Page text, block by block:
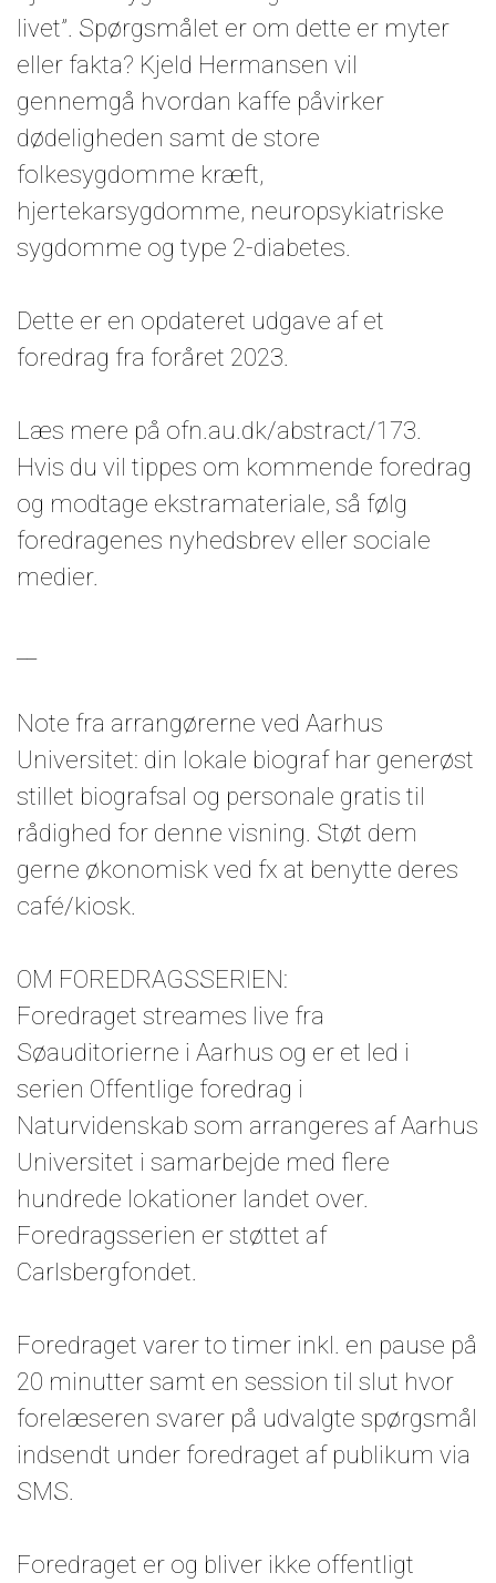
livet”. Spørgsmålet er om dette er myter
eller fakta? Kjeld Hermansen vil
gennemgå hvordan kaffe påvirker
dødeligheden samt de store
folkesygdomme kræft,
hjertekarsygdomme, neuropsykiatriske
sygdomme og type 2-diabetes.
Dette er en opdateret udgave af et
foredrag fra foråret 2023.
Læs mere på ofn.au.dk/abstract/173.
Hvis du vil tippes om kommende foredrag
og modtage ekstramateriale, så følg
foredragenes nyhedsbrev eller sociale
medier.
Note fra arrangørerne ved Aarhus
Universitet: din lokale biograf har generøst
stillet biografsal og personale gratis til
rådighed for denne visning. Støt dem
gerne økonomisk ved fx at benytte deres
café/kiosk.
OM FOREDRAGSSERIEN:
Foredraget streames live fra
Søauditorierne i Aarhus og er et led i
serien Offentlige foredrag i
Naturvidenskab som arrangeres af Aarhus
Universitet i samarbejde med flere
hundrede lokationer landet over.
Foredragsserien er støttet af
Carlsbergfondet.
Foredraget varer to timer inkl. en pause på
20 minutter samt en session til slut hvor
forelæseren svarer på udvalgte spørgsmål
indsendt under foredraget af publikum via
SMS.
Foredraget er og bliver ikke offentligt